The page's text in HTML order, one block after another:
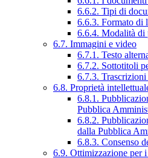
6.6.2. Tipi di
6.6.3. Formato di
6.6.4. Modalità di
6.7. Immagini e video
6.7.1. Testo
6.7.2. Sottotitoli
6.7.3.
6.8. Proprietà
6.8.1.
Pubblica
6.8.2.
dalla Pubblica
6.8.3. Consenso
6.9. Ottimizzazione per